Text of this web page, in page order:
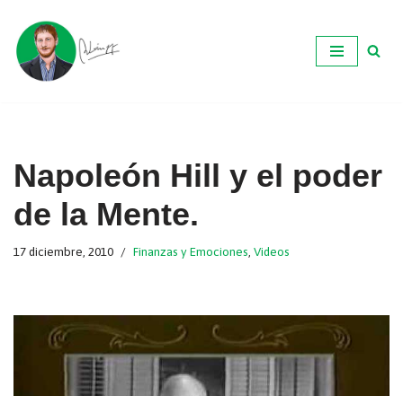
Ir
al
Napoleón Hill y el poder
de la Mente.
17 diciembre, 2010 Finanzas y Emociones Videos